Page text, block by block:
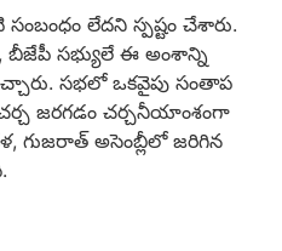
లేదని స్పష్టం చేశారు.
బీజేపీ సభ్యులే ఈ అంశాన్ని
సభలో ఒకవైపు సంతాప
జరగడం చర్చనీయాంశంగా
గుజరాత్ అసెంబ్లీలో జరిగిన